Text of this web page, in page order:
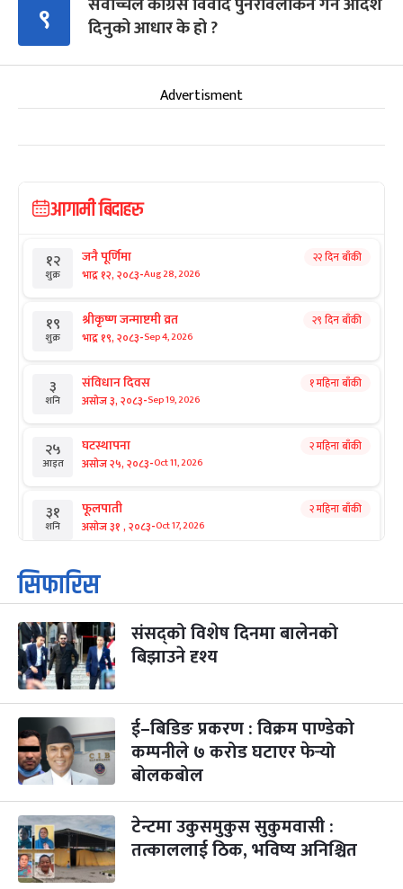
९
दिनुको आधार के हो ?
Advertisment
आगामी बिदाहरु
१२
शुक्र
जनै पूर्णिमा
भाद्र १२, २०८३-Aug 28, 2026
२२ दिन बाँकी
१९
शुक्र
श्रीकृष्ण जन्माष्टमी व्रत
भाद्र १९, २०८३-Sep 4, 2026
२९ दिन बाँकी
३
शनि
संविधान दिवस
असोज ३, २०८३-Sep 19, 2026
१ महिना बाँकी
२५
आइत
घटस्थापना
असोज २५, २०८३-Oct 11, 2026
२ महिना बाँकी
३१
शनि
फूलपाती
असोज ३१ , २०८३-Oct 17, 2026
२ महिना बाँकी
१
आइत
कार्तिक सङ्क्रान्ति
कार्तिक १, २०८३
३
मंगल
महानवमी
कार्तिक ३, २०८३-Oct 20, 2026
२ महिना बाँकी
४
बुध कार्तिक ४, २०८३ -Oct 21, 2026
५
बिहि
पापा‌ङ्कुशा एकादशी व्रत
कार्तिक ५, २०८३-Oct 22, 2026
२ महिना बाँकी
२२
आइत
कुकुर तिहार
कार्तिक २२, २०८३-Nov 8, 2026
३ महिना बाँकी
सिफारिस
संसद्को विशेष दिनमा बालेनको
बिझाउने दृश्य
ई–बिडिङ प्रकरण : विक्रम पाण्डेको
कम्पनीले ७ करोड घटाएर फेर्‍यो
बोलकबोल
टेन्टमा उकुसमुकुस सुकुमवासी :
तत्काललाई ठिक, भविष्य अनिश्चित